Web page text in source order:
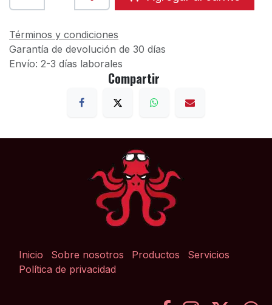
Términos y condiciones
Garantía de devolución de 30 días
Envío: 2-3 días laborales
Compartir
Inicio Sobre nosotros Productos
Servicios
Política de privacidad